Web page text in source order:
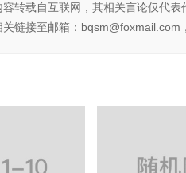
容转载自互联网，其相关言论仅代
链接至邮箱：bqsm@foxmail.com